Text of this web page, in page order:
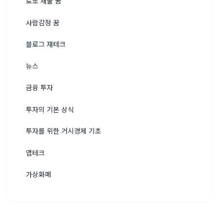
사람감정 꿈
블로그 재테크
뉴스
금융 투자
투자의 기본 상식
투자를 위한 거시경제 기초
앱테크
가상화폐